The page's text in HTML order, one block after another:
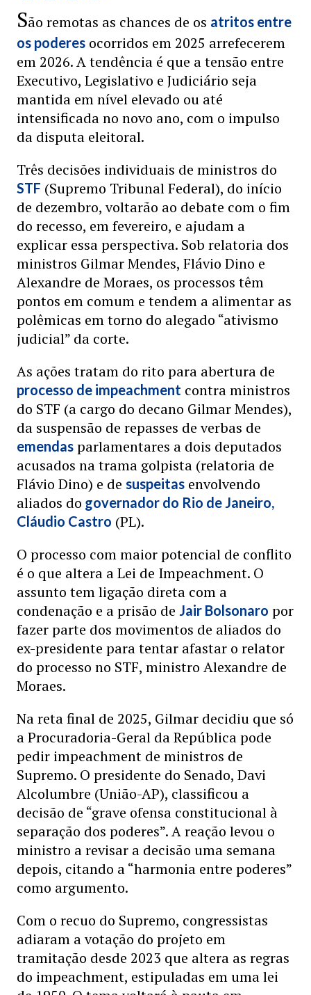
São remotas as chances de os atritos entre
os poderes ocorridos em 2025 arrefecerem
em 2026. A tendência é que a tensão entre
Executivo, Legislativo e Judiciário seja
mantida em nível elevado ou até
intensificada no novo ano, com o impulso
da disputa eleitoral.
Três decisões individuais de ministros do
STF (Supremo Tribunal Federal), do início
de dezembro, voltarão ao debate com o fim
do recesso, em fevereiro, e ajudam a
explicar essa perspectiva. Sob relatoria dos
ministros Gilmar Mendes, Flávio Dino e
Alexandre de Moraes, os processos têm
pontos em comum e tendem a alimentar as
polêmicas em torno do alegado “ativismo
judicial” da corte.
As ações tratam do rito para abertura de
processo de impeachment contra ministros
do STF (a cargo do decano Gilmar Mendes),
da suspensão de repasses de verbas de
emendas parlamentares a dois deputados
acusados na trama golpista (relatoria de
Flávio Dino) e de suspeitas envolvendo
aliados do governador do Rio de Janeiro,
Cláudio Castro (PL).
O processo com maior potencial de conflito
é o que altera a Lei de Impeachment. O
assunto tem ligação direta com a
condenação e a prisão de Jair Bolsonaro por
fazer parte dos movimentos de aliados do
ex-presidente para tentar afastar o relator
do processo no STF, ministro Alexandre de
Moraes.
Na reta final de 2025, Gilmar decidiu que só
a Procuradoria-Geral da República pode
pedir impeachment de ministros de
Supremo. O presidente do Senado, Davi
Alcolumbre (União-AP), classificou a
decisão de “grave ofensa constitucional à
separação dos poderes”. A reação levou o
ministro a revisar a decisão uma semana
depois, citando a “harmonia entre poderes”
como argumento.
Com o recuo do Supremo, congressistas
adiaram a votação do projeto em
tramitação desde 2023 que altera as regras
do impeachment, estipuladas em uma lei